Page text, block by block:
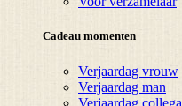
Cadeau momenten
Verjaardag vrouw
Verjaardag man
Verjaardag collega